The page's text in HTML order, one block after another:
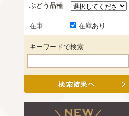
ぶどう品種
在庫 在庫あり
キーワードで検索